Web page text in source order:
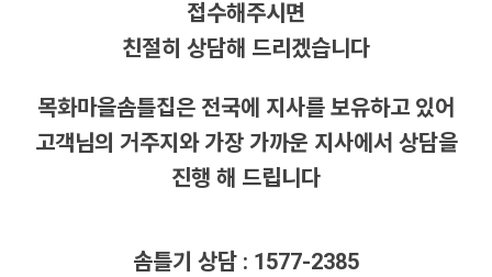
접수해주시면
친절히 상담해 드리겠습니다
목화마을솜틀집은 전국에 지사를 보유하고 있어
고객님의 거주지와 가장 가까운 지사에서 상담을
진행 해 드립니다
솜틀기 상담 : 1577-2385